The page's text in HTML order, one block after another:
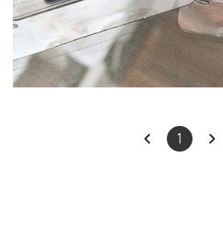
1